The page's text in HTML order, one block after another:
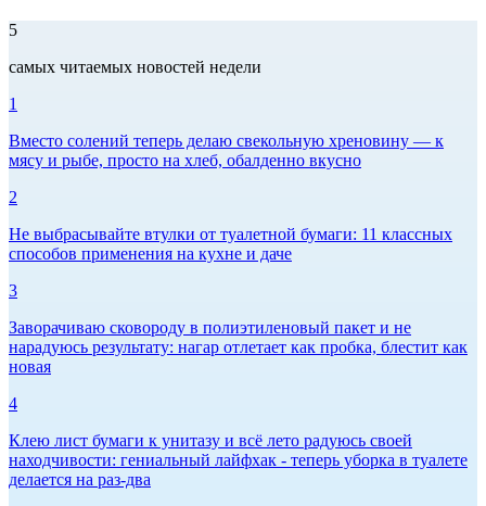
5
самых читаемых новостей недели
1
Вместо солений теперь делаю свекольную хреновину — к
мясу и рыбе, просто на хлеб, обалденно вкусно
2
Не выбрасывайте втулки от туалетной бумаги: 11 классных
способов применения на кухне и даче
3
Заворачиваю сковороду в полиэтиленовый пакет и не
нарадуюсь результату: нагар отлетает как пробка, блестит как
новая
4
Клею лист бумаги к унитазу и всё лето радуюсь своей
находчивости: гениальный лайфхак - теперь уборка в туалете
делается на раз-два